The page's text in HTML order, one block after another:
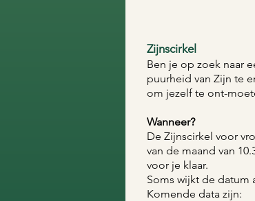
Zijnscirkel
Ben je op zoek naar
puurheid van Zijn te
om jezelf te ont-
​​Wanneer?
De Zijnscirkel voor
van de maand van
voor je klaar.
Soms wijkt de datum
Komende data zijn: